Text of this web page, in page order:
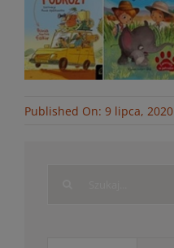
Published On: 9 lipca, 2020